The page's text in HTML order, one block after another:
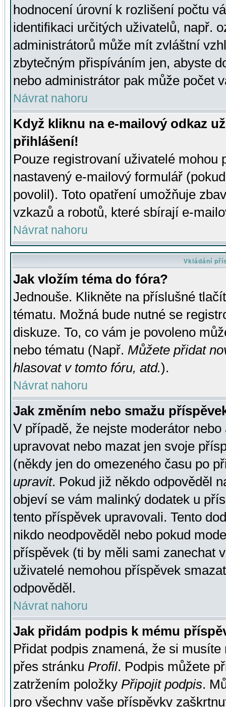
hodnocení úrovní k rozlišení počtu
identifikaci určitých uživatelů, např.
administrátorů může mít zvláštní
zbytečným přispíváním jen, abyste
nebo administrátor pak může počet
Návrat nahoru
Když kliknu na e-mailový odkaz
přihlášení!
Pouze registrovaní uživatelé mohou
nastavený e-mailový formulář
povolil). Toto opatření umožňuje
vzkazů a robotů, které sbírají e-
Návrat nahoru
Vkládání
Jak vložím téma do fóra?
Jednouše. Klikněte na příslušné
tématu. Možná bude nutné se
diskuze. To, co vám je povoleno
nebo tématu (Např. Můžete přidat
hlasovat v tomto fóru, atd.).
Návrat nahoru
Jak změním nebo smažu
V případě, že nejste moderátor
upravovat nebo mazat jen svoje
(někdy jen do omezeného času po
upravit. Pokud již někdo odpověděl
objeví se vám malinký dodatek u
tento příspěvek upravovali. Tento
nikdo neodpověděl nebo pokud
příspěvek (ti by měli sami zanechat
uživatelé nemohou příspěvek
odpověděl.
Návrat nahoru
Jak přidám podpis k mému
Přidat podpis znamená, že si
přes stránku Profil. Podpis můžete
zatržením položky Připojit podpis.
pro všechny vaše příspěvky